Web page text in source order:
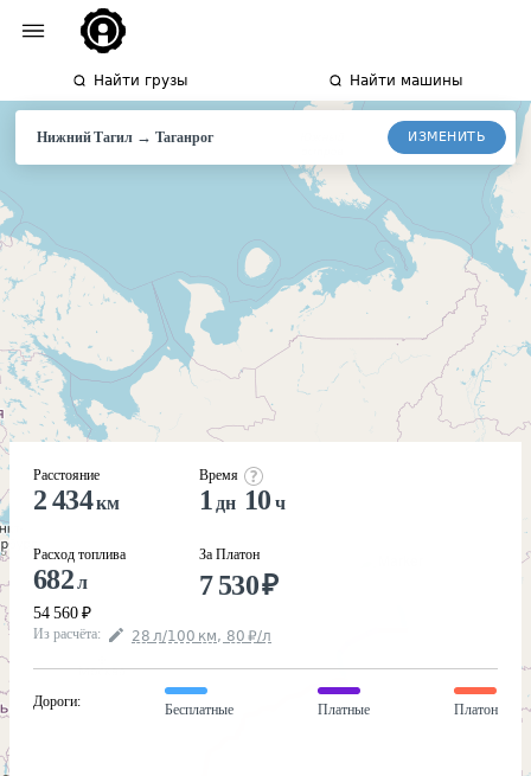
Найти грузы Найти машины
Нижний Тагил→ Таганрог ИЗМЕНИТЬ
Расстояние
2 434км
Расход топлива
682л
54 560 ₽
Время
1 дн 10 ч
За Платон
7 530₽
Из расчёта: 28 л/100 км, 80 ₽/л
Дороги:
Бесплатные Платные Платон